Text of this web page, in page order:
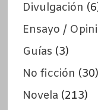
Divulgación
Ensayo /
Guías (3)
No ficción (30)
Novela (213)